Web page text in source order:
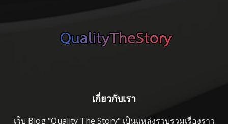
เกี่ยวกับเรา
เว็บ Blog "Quality The Story" เป็นแหล่งรวบรวมเรื่องราว